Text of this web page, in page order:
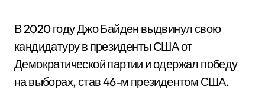
В 2020 году Джо Байден выдвинул свою
кандидатуру в президенты США от
Демократической партии и одержал победу
на выборах, став 46-м президентом США.